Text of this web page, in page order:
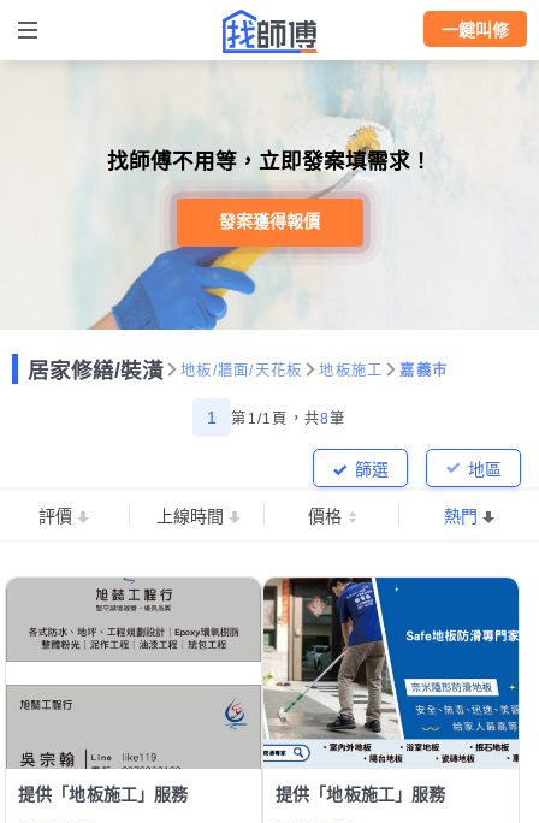
一鍵叫修
找師傅不用等，立即發案填需求！
發案獲得報價
居家修繕/裝潢 地板/牆面/天花板 地板施工 嘉義市
1 第1/1頁， 共8筆
地區
篩選
評價 上線時間 價格 熱門
提供「地板施工」服務 提供「地板施工」服務